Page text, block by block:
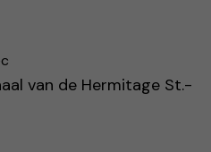
van de Hermitage St.-